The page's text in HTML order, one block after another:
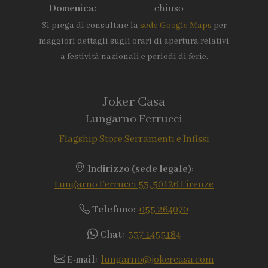
Domenica:
chiuso
Si prega di consultare la sede Google Maps per
maggiori dettagli sugli orari di apertura relativi
a festività nazionali e periodi di ferie.
Joker Casa
Lungarno Ferrucci
Flagship Store Serramenti e Infissi
Indirizzo (sede legale):
Lungarno Ferrucci 53, 50126 Firenze
Telefono: 055 264070
Chat: 337 1455184
E-mail:lungarno@jokercasa.com